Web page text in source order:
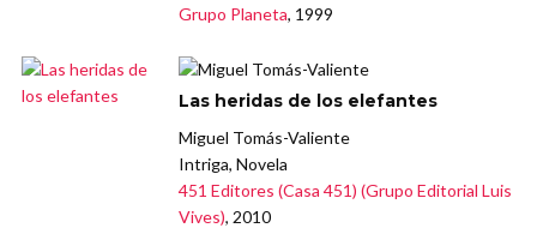
Grupo Planeta, 1999
Las heridas de los elefantes
Miguel Tomás-Valiente
Intriga, Novela
451 Editores (Casa 451) (Grupo Editorial Luis
Vives), 2010